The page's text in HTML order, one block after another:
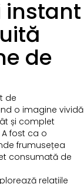
instant
de
de
o imagine vividă
și complet
fost ca o
frumusețea
consumată de
relațiile